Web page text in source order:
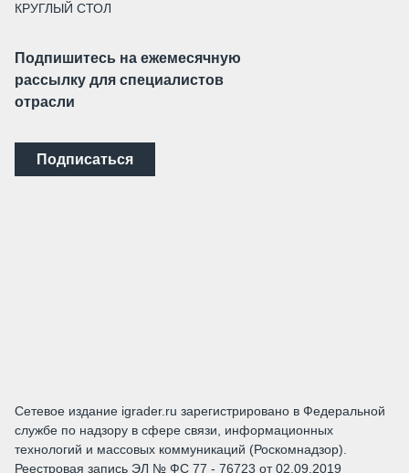
КРУГЛЫЙ СТОЛ
Подпишитесь на ежемесячную
рассылку для специалистов
отрасли
Подписаться
Сетевое издание igrader.ru зарегистрировано в Федеральной
службе по надзору в сфере связи, информационных
технологий и массовых коммуникаций (Роскомнадзор).
Реестровая запись ЭЛ № ФС 77 - 76723 от 02.09.2019